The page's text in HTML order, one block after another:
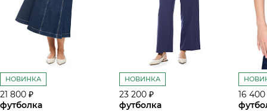
НОВИНКА
21 800 ₽
футболка
НОВИНКА
23 200 ₽
футболка
16 400